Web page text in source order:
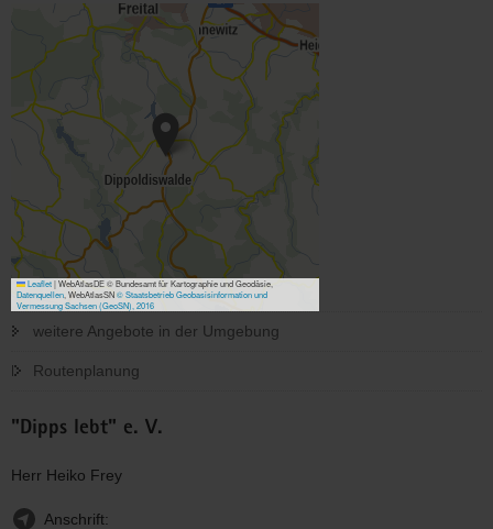
Leaflet |WebAtlasDE © Bundesamt für Kartographie und Geodäsie,
Datenquellen , WebAtlasSN© Staatsbetrieb Geobasisinformation und
Vermessung Sachsen (GeoSN), 2016
weitere Angebote in der Umgebung
Routenplanung
"Dipps lebt" e. V.
Herr Heiko Frey
Anschrift: